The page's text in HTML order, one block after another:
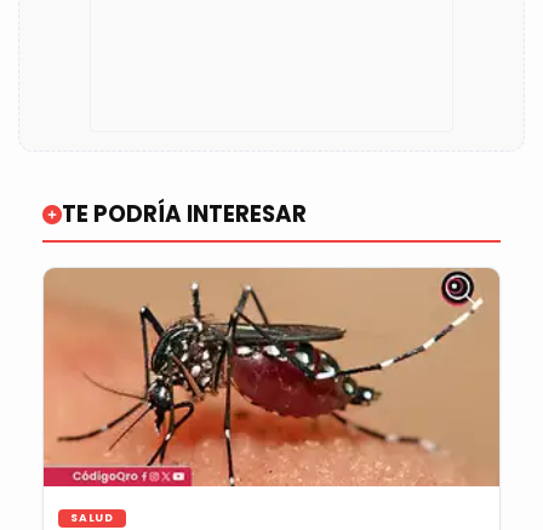
TE PODRÍA INTERESAR
SALUD